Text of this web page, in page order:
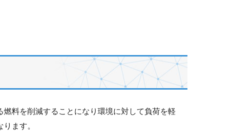
料を削減することになり環境に対して負荷を軽
ます。